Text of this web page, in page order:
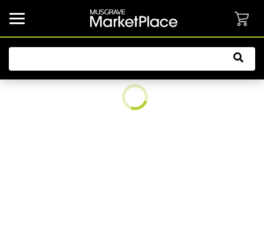
common.button.navbarCollapsed.text